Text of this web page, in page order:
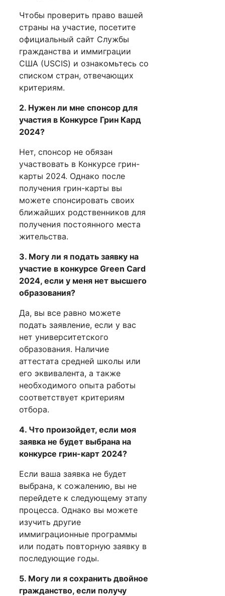
Чтобы проверить право вашей
страны на участие, посетите
официальный сайт Службы
гражданства и иммиграции
США (USCIS) и ознакомьтесь со
списком стран, отвечающих
критериям.
2. Нужен ли мне спонсор для
участия в Конкурсе Грин Кард
2024?
Нет, спонсор не обязан
участвовать в Конкурсе грин-
карты 2024. Однако после
получения грин-карты вы
можете спонсировать своих
ближайших родственников для
получения постоянного места
жительства.
3. Могу ли я подать заявку на
участие в конкурсе Green Card
2024, если у меня нет высшего
образования?
Да, вы все равно можете
подать заявление, если у вас
нет университетского
образования. Наличие
аттестата средней школы или
его эквивалента, а также
необходимого опыта работы
соответствует критериям
отбора.
4. Что произойдет, если моя
заявка не будет выбрана на
конкурсе грин-карт 2024?
Если ваша заявка не будет
выбрана, к сожалению, вы не
перейдете к следующему этапу
процесса. Однако вы можете
изучить другие
иммиграционные программы
или подать повторную заявку в
последующие годы.
5. Могу ли я сохранить двойное
гражданство, если получу